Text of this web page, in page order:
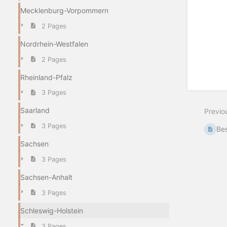
Mecklenburg-Vorpommern
2 Pages
Nordrhein-Westfalen
2 Pages
Rheinland-Pfalz
3 Pages
Saarland
3 Pages
Sachsen
3 Pages
Sachsen-Anhalt
3 Pages
Schleswig-Holstein